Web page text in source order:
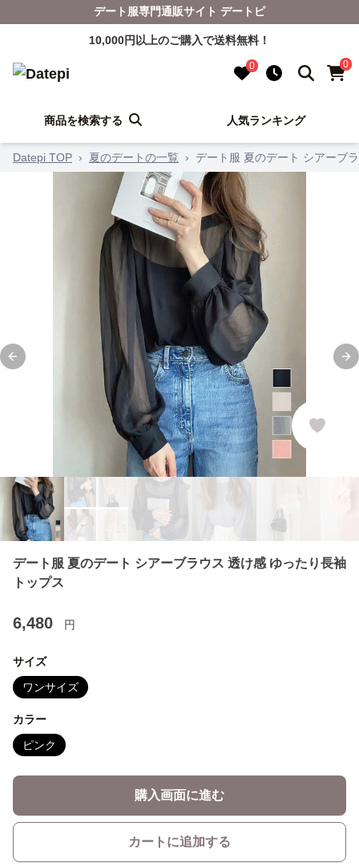
デート服専門通販サイト デートピ
10,000円以上のご購入で送料無料！
0 0
商品を検索する 人気ランキング
Datepi TOP › 夏のデートの一覧 › デート服 夏のデート シアーブ
Previous slide
デート服 夏のデート シアーブラウス 透け感 ゆったり長袖
トップス
6,480 円
サイズ
ワンサイズ
カラー
ピンク
購入画面に進む
カートに追加する